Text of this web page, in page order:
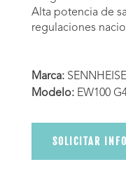
Alta potencia de
regulaciones
Marca:
Modelo:EW100
SOLICITAR